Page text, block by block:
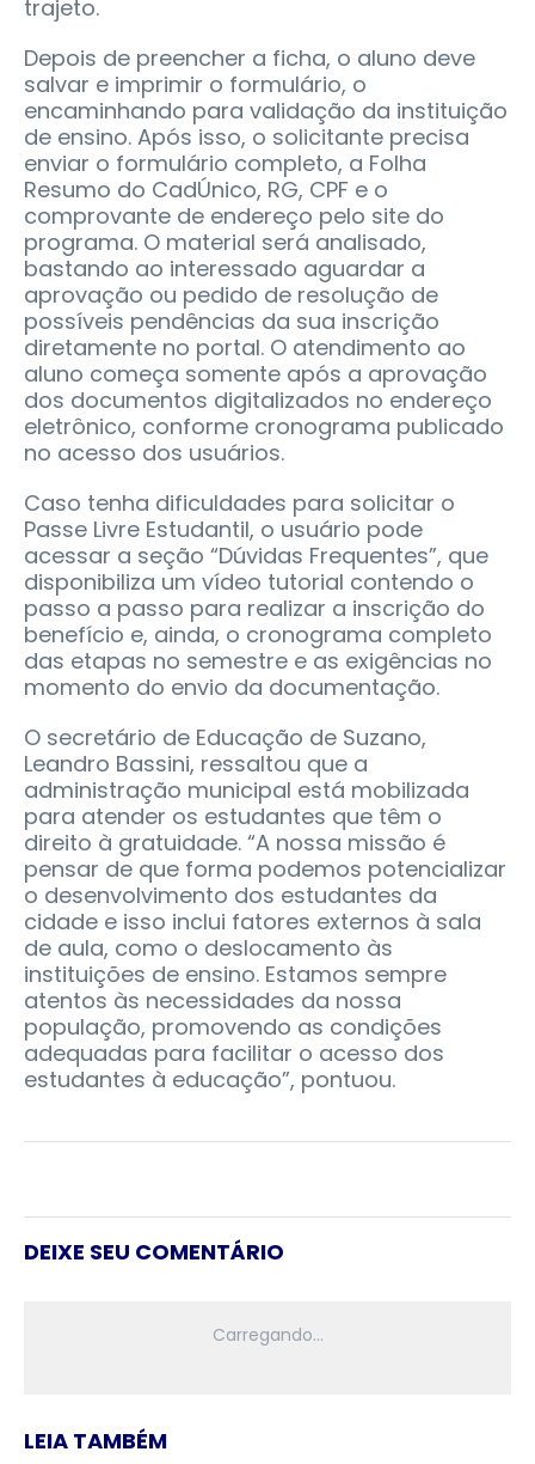
trajeto.
Depois de preencher a ficha, o aluno deve
salvar e imprimir o formulário, o
encaminhando para validação da instituição
de ensino. Após isso, o solicitante precisa
enviar o formulário completo, a Folha
Resumo do CadÚnico, RG, CPF e o
comprovante de endereço pelo site do
programa. O material será analisado,
bastando ao interessado aguardar a
aprovação ou pedido de resolução de
possíveis pendências da sua inscrição
diretamente no portal. O atendimento ao
aluno começa somente após a aprovação
dos documentos digitalizados no endereço
eletrônico, conforme cronograma publicado
no acesso dos usuários.
Caso tenha dificuldades para solicitar o
Passe Livre Estudantil, o usuário pode
acessar a seção “Dúvidas Frequentes”, que
disponibiliza um vídeo tutorial contendo o
passo a passo para realizar a inscrição do
benefício e, ainda, o cronograma completo
das etapas no semestre e as exigências no
momento do envio da documentação.
O secretário de Educação de Suzano,
Leandro Bassini, ressaltou que a
administração municipal está mobilizada
para atender os estudantes que têm o
direito à gratuidade. “A nossa missão é
pensar de que forma podemos potencializar
o desenvolvimento dos estudantes da
cidade e isso inclui fatores externos à sala
de aula, como o deslocamento às
instituições de ensino. Estamos sempre
atentos às necessidades da nossa
população, promovendo as condições
adequadas para facilitar o acesso dos
estudantes à educação”, pontuou.
DEIXE SEU COMENTÁRIO
LEIA TAMBÉM